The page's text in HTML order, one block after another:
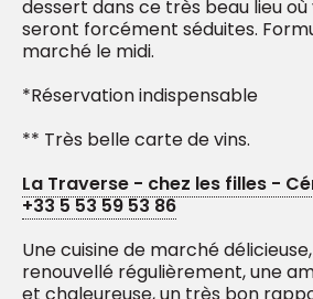
dessert dans ce très beau lieu où
seront forcément séduites.
marché le midi.
*Réservation indispensable
** Très belle carte de vins.
La Traverse - chez les filles -
+33 5 53 59 53 86
Une cuisine de marché
renouvellé régulièrement, une